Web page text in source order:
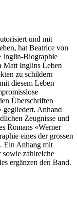
und mit
hat Beatrice von
Inglin-Biographie
Matt Inglins Leben
zu schildern
diesem Leben
Überschriften
Anhand
Zeugnisse und
Romans «Werner
eines der grossen
Ein Anhang mit
sowie zahlreiche
ergänzen den Band.